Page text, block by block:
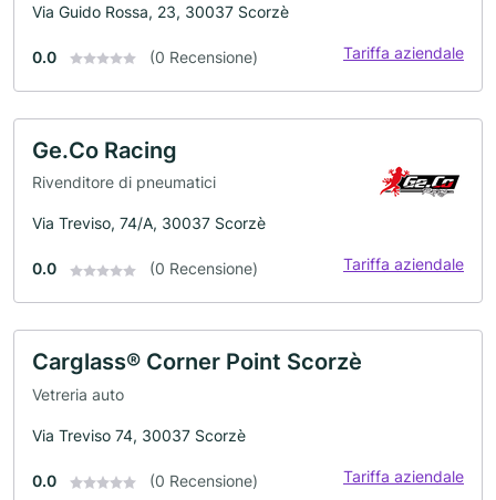
Via Guido Rossa, 23, 30037 Scorzè
0.0 (0 Recensione) Tariffa aziendale
Ge.Co Racing
Rivenditore di pneumatici
Via Treviso, 74/A, 30037 Scorzè
0.0 (0 Recensione) Tariffa aziendale
Carglass® Corner Point Scorzè
Vetreria auto
Via Treviso 74, 30037 Scorzè
0.0 (0 Recensione) Tariffa aziendale